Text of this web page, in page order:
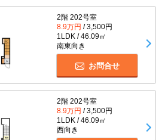
2階 202号室
8.9万円 / 3,500円
1LDK / 46.09㎡
南東向き
お問合せ
2階 202号室
8.9万円 / 3,500円
1LDK / 46.09㎡
西向き